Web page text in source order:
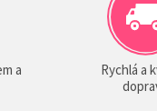
a
Rychlá a